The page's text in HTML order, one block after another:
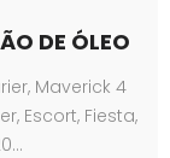
DE ÓLEO
Maverick 4
Escort, Fiesta,